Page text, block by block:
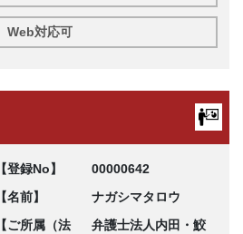
Web対応可
【登録No】
00000642
【名前】
ナガシマタロウ
【ご所属（法
弁護士法人内田・鮫